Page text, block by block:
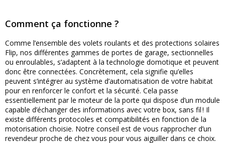
Comment ça fonctionne ?
Comme l’ensemble des volets roulants et des protections solaires
Flip, nos différentes gammes de portes de garage, sectionnelles
ou enroulables, s’adaptent à la technologie domotique et peuvent
donc être connectées. Concrètement, cela signifie qu’elles
peuvent s’intégrer au système d’automatisation de votre habitat
pour en renforcer le confort et la sécurité. Cela passe
essentiellement par le moteur de la porte qui dispose d’un module
capable d’échanger des informations avec votre box, sans fil ! Il
existe différents protocoles et compatibilités en fonction de la
motorisation choisie. Notre conseil est de vous rapprocher d’un
revendeur proche de chez vous pour vous aiguiller dans ce choix.